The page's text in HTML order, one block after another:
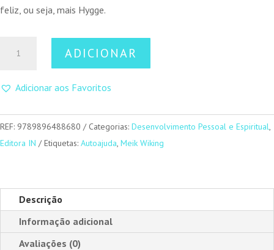
feliz, ou seja, mais Hygge.
Livro
Hygge
ADICIONAR
Adicionar aos Favoritos
REF: 9789896488680 Categorias: Desenvolvimento Pessoal e Espiritual,
Editora IN
Etiquetas: Autoajuda, Meik Wiking
Descrição
Informação adicional
Avaliações (0)